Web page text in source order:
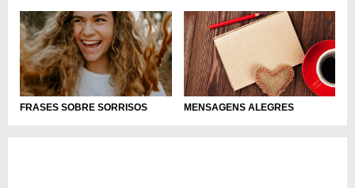
FRASES SOBRE SORRISOS MENSAGENS ALEGRES